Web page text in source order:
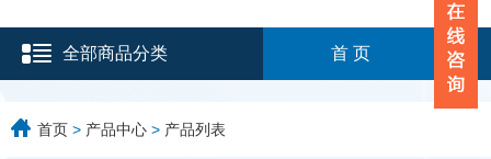
全部商品分类 首 页
首页 > 产品中心 > 产品列表